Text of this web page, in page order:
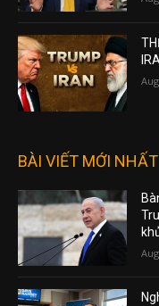
BÀI VIẾT MỚI NHẤT